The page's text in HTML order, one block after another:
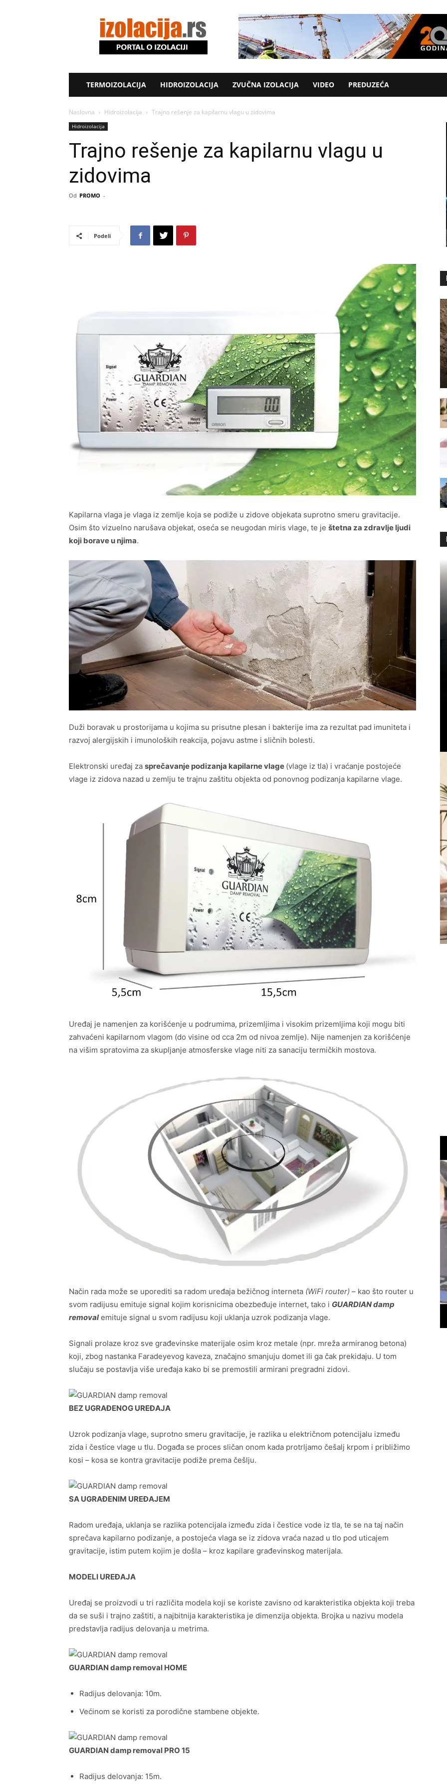
Izolacija.rs
TERMOIZOLACIJA HIDROIZOLACIJA ZVUČNA IZOLACIJA VIDEO PREDUZEĆA
Naslovna Hidroizolacija Trajno rešenje za kapilarnu vlagu u zidovima
Hidroizolacija
Trajno rešenje za kapilarnu vlagu u
zidovima
Od PROMO -
Podeli
Kapilarna vlaga je vlaga iz zemlje koja se podiže u zidove objekata suprotno smeru gravitacije.
Osim što vizuelno narušava objekat, oseća se neugodan miris vlage, te je štetna za zdravlje ljudi
koji borave u njima.
Duži boravak u prostorijama u kojima su prisutne plesan i bakterije ima za rezultat pad imuniteta i
razvoj alergijskih i imunoloških reakcija, pojavu astme i sličnih bolesti.
Elektronski uređaj za sprečavanje podizanja kapilarne vlage (vlage iz tla) i vraćanje postojeće
vlage iz zidova nazad u zemlju te trajnu zaštitu objekta od ponovnog podizanja kapilarne vlage.
Uređaj je namenjen za korišćenje u podrumima, prizemljima i visokim prizemljima koji mogu biti
zahvaćeni kapilarnom vlagom (do visine od cca 2m od nivoa zemlje). Nije namenjen za korišćenje
na višim spratovima za skupljanje atmosferske vlage niti za sanaciju termičkih mostova.
Način rada može se uporediti sa radom uređaja bežičnog interneta (WiFi router) – kao što router u
svom radijusu emituje signal kojim korisnicima obezbeđuje internet, tako i GUARDIAN damp
removalemituje signal u svom radijusu koji uklanja uzrok podizanja vlage.
Signali prolaze kroz sve građevinske materijale osim kroz metale (npr. mreža armiranog betona)
koji, zbog nastanka Faradeyevog kaveza, značajno smanjuju domet ili ga čak prekidaju. U tom
slučaju se postavlja više uređaja kako bi se premostili armirani pregradni zidovi.
BEZ UGRAĐENOG UREĐAJA
Uzrok podizanja vlage, suprotno smeru gravitacije, je razlika u električnom potencijalu između
zida i čestice vlage u tlu. Događa se proces sličan onom kada protrljamo češalj krpom i približimo
kosi – kosa se kontra gravitacije podiže prema češlju.
SA UGRAĐENIM UREĐAJEM
Radom uređaja, uklanja se razlika potencijala između zida i čestice vode iz tla, te se na taj način
sprečava kapilarno podizanje, a postojeća vlaga se iz zidova vraća nazad u tlo pod uticajem
gravitacije, istim putem kojim je došla – kroz kapilare građevinskog materijala.
MODELI UREĐAJA
Uređaj se proizvodi u tri različita modela koji se koriste zavisno od karakteristika objekta koji treba
da se suši i trajno zaštiti, a najbitnija karakteristika je dimenzija objekta. Brojka u nazivu modela
predstavlja radijus delovanja u metrima.
GUARDIAN damp removal HOME
Radijus delovanja: 10m.
Većinom se koristi za porodične stambene objekte.
GUARDIAN damp removal PRO 15
Radijus delovanja: 15m.